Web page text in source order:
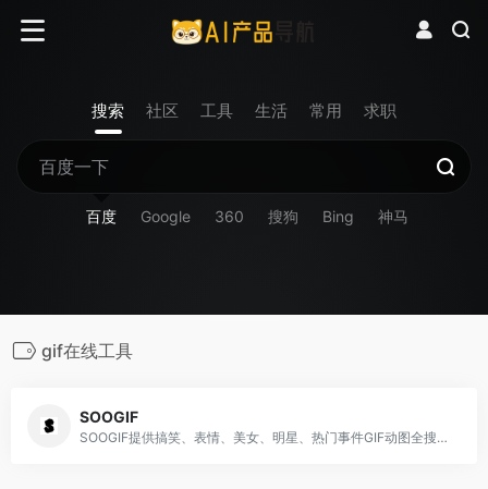
搜索 社区 工具 生活 常用 求职
百度 Google 360 搜狗 Bing 神马
gif在线工具
SOOGIF
SOOGIF提供搞笑、表情、美女、明星、热门事件GIF动图全搜索，GIF工具支持视频转GIF、图片合成GIF、GIF压缩、GIF编辑、GIF裁剪、在线录屏等功能。是QQ、微信斗图神器，微信公众号、微博、新媒体编辑GIF动图素材库，好玩的GIF出处发源地。